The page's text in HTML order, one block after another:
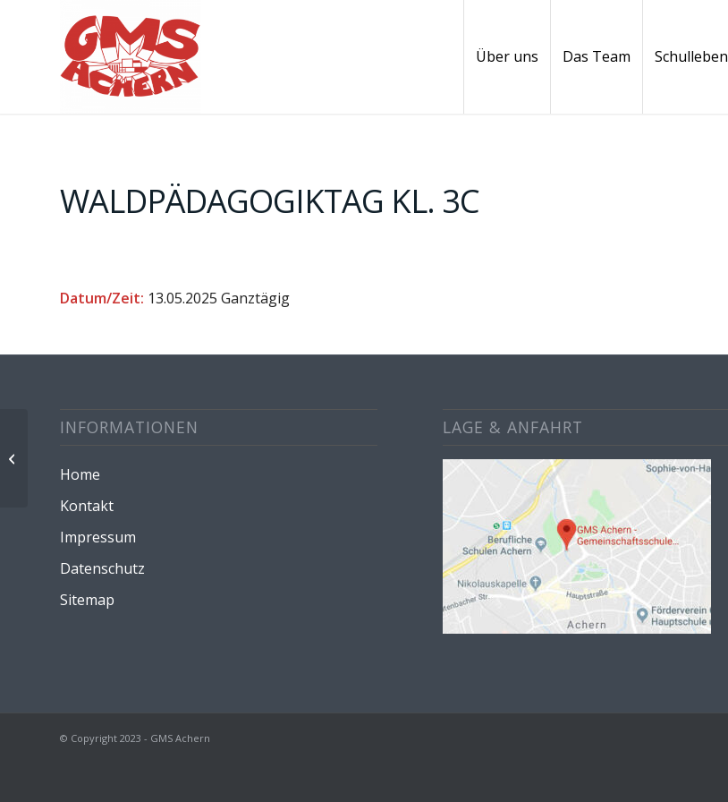
Über uns Das Team Schulleben
WALDPÄDAGOGIKTAG KL. 3C
Datum/Zeit: 13.05.2025 Ganztägig
INFORMATIONEN
Home
Kontakt
Impressum
Datenschutz
Sitemap
LAGE & ANFAHRT
© Copyright 2023 - GMS Achern